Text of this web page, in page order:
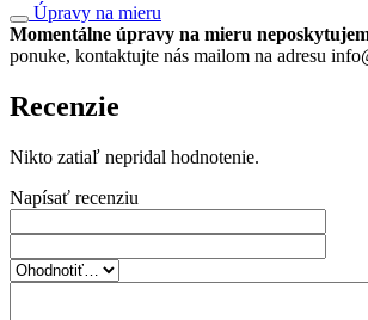
Úpravy na mieru
Momentálne úpravy na mieru
ponuke, kontaktujte nás mailom na adresu
Recenzie
Nikto zatiaľ nepridal hodnotenie.
Napísať recenziu